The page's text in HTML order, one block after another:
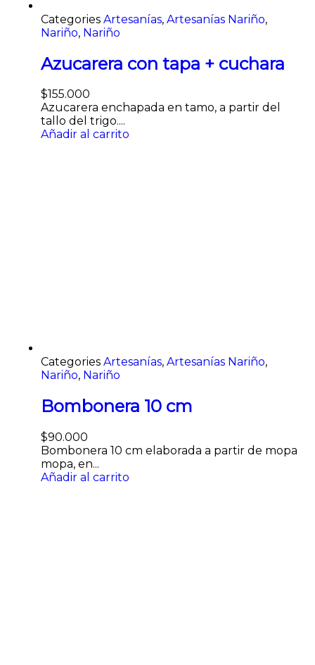
Categories Artesanías, Artesanías Nariño,
Nariño, Nariño
Azucarera con tapa + cuchara
$155.000
Azucarera enchapada en tamo, a partir del
tallo del trigo....
Añadir al carrito
Categories Artesanías, Artesanías Nariño,
Nariño, Nariño
Bombonera 10 cm
$90.000
Bombonera 10 cm elaborada a partir de mopa
mopa, en...
Añadir al carrito